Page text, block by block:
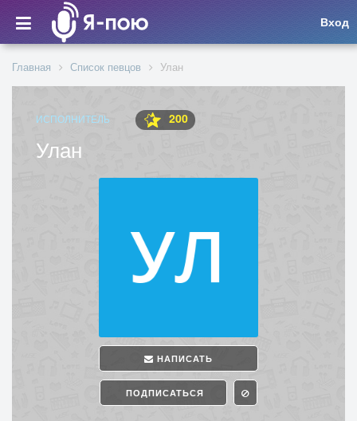
Вход
Главная Список певцов Улан
ИСПОЛНИТЕЛЬ 200
Улан
НАПИСАТЬ
ПОДПИСАТЬСЯ